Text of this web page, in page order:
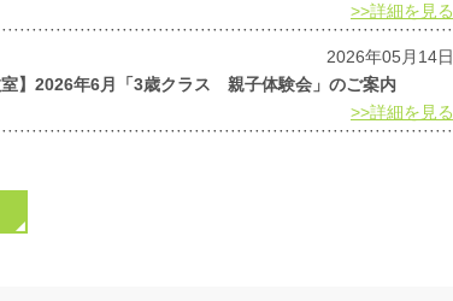
>>詳細を見る
2026年05月14日
】2026年6月「3歳クラス 親子体験会」のご案内
>>詳細を見る